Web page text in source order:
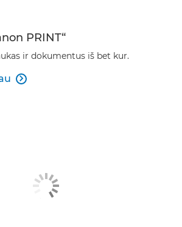
PRINT“
ir dokumentus iš bet kur.
